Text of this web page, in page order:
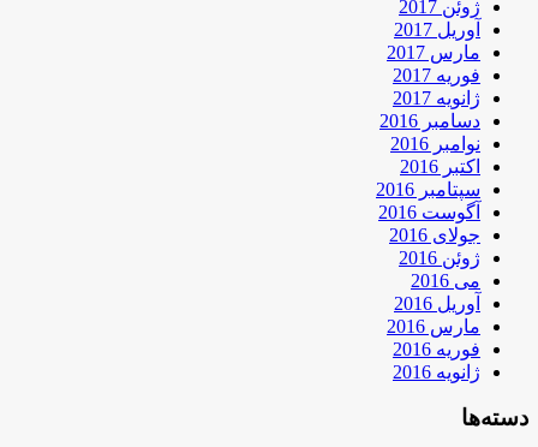
ژوئن 2017
آوریل 2017
مارس 2017
فوریه 2017
ژانویه 2017
دسامبر 2016
نوامبر 2016
اکتبر 2016
سپتامبر 2016
آگوست 2016
جولای 2016
ژوئن 2016
می 2016
آوریل 2016
مارس 2016
فوریه 2016
ژانویه 2016
دسته‌ها